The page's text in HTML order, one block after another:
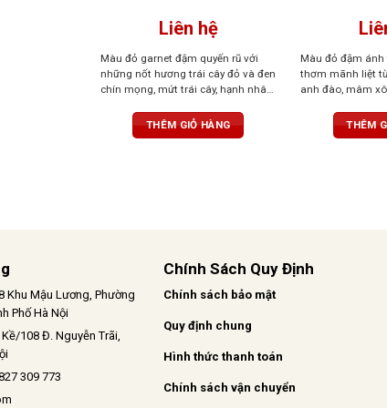
Liên hệ
Màu đỏ garnet đậm quyến rũ với
những nốt hương trái cây đỏ và đen
chín mọng, mứt trái cây, hạnh nhân,
đối, hậu vị kéo dài, và tannin mềm
mại, đem đến một trải nghiệm tròn
THÊM GIỎ HÀNG
Màu đỏ đậm
thơm mãnh liệt
anh đào, mâm
cân bằng, tannin
THÊM
Khu Mậu Lương, Phường
Phố Hà Nội
108 Đ. Nguyễn Trãi,
309 773
Chính Sách Quy Định
Chính sách bảo mật
Quy định chung
Hình thức thanh toán
Chính sách vận chuyển